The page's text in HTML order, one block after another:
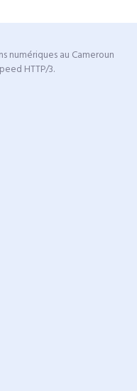
numériques au Cameroun
HTTP/3.